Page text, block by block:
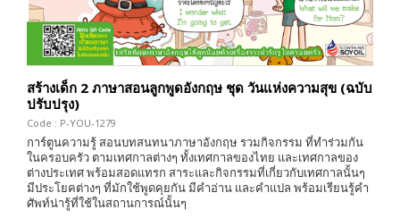
สร้างเด็ก 2 ภาษาสอนลูกพูดอังกฤษ ชุด วันแห่งความสุข (ฉบับ
ปรับปรุง)
Code : P-YOU-1279
การ์ตูนความรู้ สอนบทสนทนาภาษาอังกฤษ รวมกิจกรรม ที่ทำร่วมกัน
ในครอบครัว ตามเทศกาลต่างๆ ทั้งเทศกาลของไทย และเทศกาลของ
ต่างประเทศ พร้อมสอดแทรก สาระและกิจกรรมที่เกี่ยวกับเทศกาลนั้นๆ
มีประโยคต่างๆ ที่มักใช้พูดคุยกัน มีคำอ่าน และคำแปล พร้อมเรียนรู้คำ
ศัพท์น่ารู้ที่ใช้ในสถานการณ์นั้นๆ